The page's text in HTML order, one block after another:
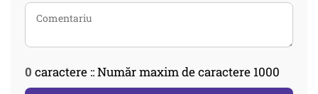
0 caractere :: Număr maxim de caractere 1000